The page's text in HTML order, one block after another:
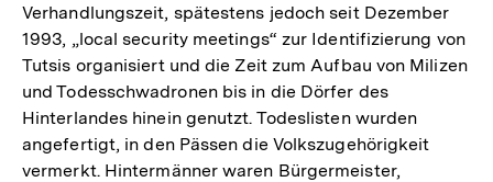
Verhandlungszeit, spätestens jedoch seit Dezember
1993, „local security meetings“ zur Identifizierung von
Tutsis organisiert und die Zeit zum Aufbau von Milizen
und Todesschwadronen bis in die Dörfer des
Hinterlandes hinein genutzt. Todeslisten wurden
angefertigt, in den Pässen die Volkszugehörigkeit
vermerkt. Hintermänner waren Bürgermeister,